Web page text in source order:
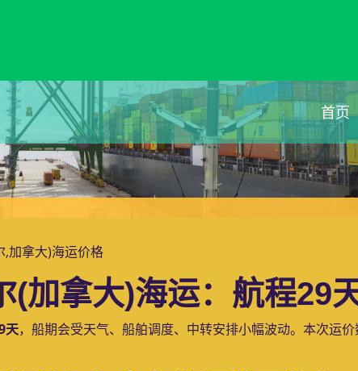
首页
加拿大)海运价格
(加拿大)海运：航程29
天，船期会受天气、船舶调度、中转安排小幅波动。本次运